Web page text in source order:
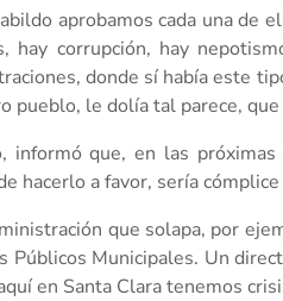
aprobamos cada una de
hay corrupción, hay
donde sí había este
pueblo, le dolía tal parece,
informó que, en las
hacerlo a favor, sería
que solapa, por
Públicos Municipales. Un
en Santa Clara tenemos